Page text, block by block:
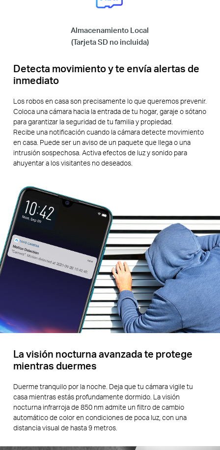
Almacenamiento Local
(Tarjeta SD no incluida)
Detecta movimiento y te envía alertas de
inmediato
Los robos en casa son precisamente lo que queremos prevenir.
Coloca una cámara hacia la entrada de tu hogar, garaje o sótano
para garantizar la seguridad de tu familia y propiedad.
Recibe una notificación cuando la cámara detecte movimiento
en casa. Puede ser un aviso de un paquete que llega o una
intrusión sospechosa. Activa efectos de luz y sonido para
ahuyentar a los visitantes no deseados.
La visión nocturna avanzada te protege
mientras duermes
Duerme tranquilo por la noche. Deja que tu cámara vigile tu
casa mientras estás profundamente dormido. La visión
nocturna infrarroja de 850 nm admite un filtro de cambio
automático de color en condiciones de poca luz, con una
distancia visual de hasta 9 metros.